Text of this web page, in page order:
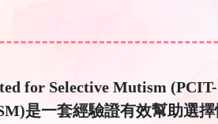
for Selective Mutism
是一套經驗證有效幫助選